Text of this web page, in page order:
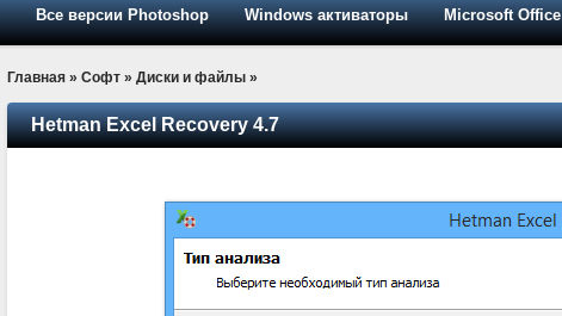
Все версии Photoshop Windows активаторы Microsoft Office
Главная » Софт » Диски и файлы »
Hetman Excel Recovery 4.7